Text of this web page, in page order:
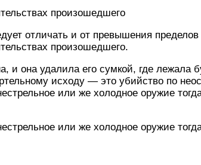
произошедшего
отличать и от превышения
произошедшего.
и она удалила его сумкой, где лежала
исходу — это убийство по
или же холодное оружие
или же холодное оружие